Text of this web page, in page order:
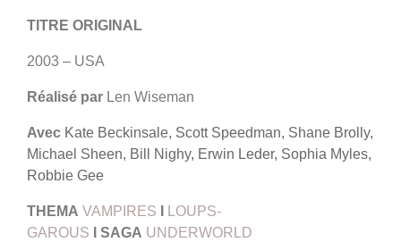
TITRE ORIGINAL
2003 – USA
Réalisé par Len Wiseman
Avec Kate Beckinsale, Scott Speedman, Shane Brolly,
Michael Sheen, Bill Nighy, Erwin Leder, Sophia Myles,
Robbie Gee
THEMA VAMPIRES
LOUPS-
GAROUS
SAGA UNDERWORLD